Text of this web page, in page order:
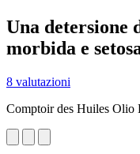
Una detersione
morbida e
8 valutazioni
Comptoir des Huiles Olio